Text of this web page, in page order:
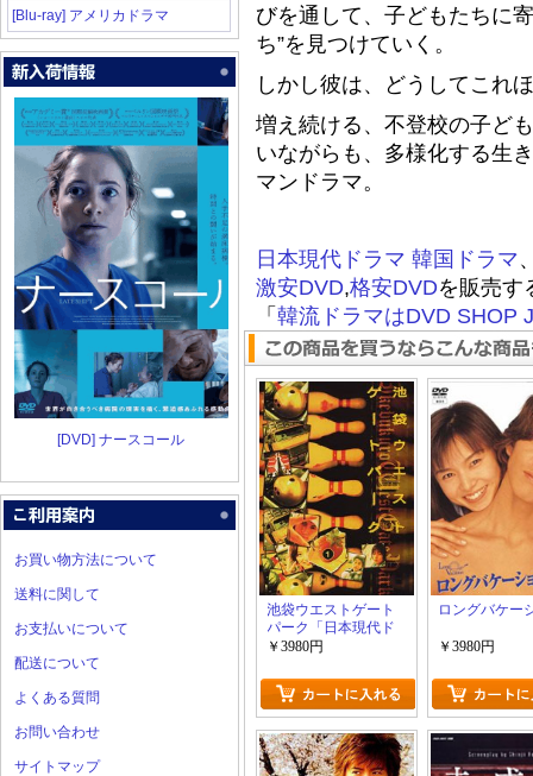
[Blu-ray] アメリカドラマ
[DVD] ナースコール
お買い物方法について
送料に関して
お支払いについて
配送について
よくある質問
お問い合わせ
サイトマップ
びを通して、子どもたちに
ち”を見つけていく。
しかし彼は、どうしてこれ
増え続ける、不登校の子ど
いながらも、多様化する生
マンドラマ。
日本現代ドラマ 韓国ドラマ
激安DVD,格安DVDを販売す
「 韓流ドラマはDVD SHOP
池袋ウエストゲート
パーク「日本現代ド
ラマ」
￥3980円
ロングバケー
￥3980円